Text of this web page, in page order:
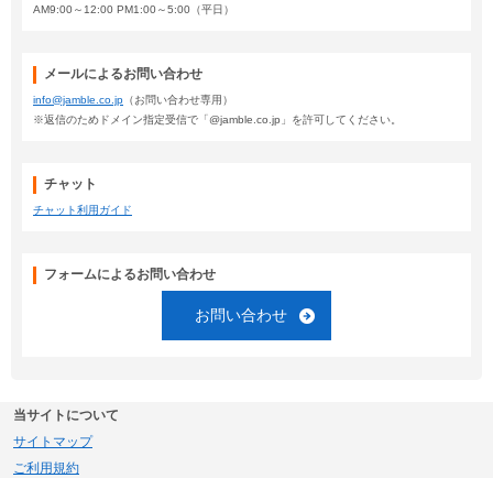
AM9:00～12:00 PM1:00～5:00（平日）
メールによるお問い合わせ
info@jamble.co.jp （お問い合わせ専用）
※返信のためドメイン指定受信で「@jamble.co.jp」を許可してください。
チャット
チャット利用ガイド
フォームによるお問い合わせ
お問い合わせ
当サイトについて
サイトマップ
ご利用規約